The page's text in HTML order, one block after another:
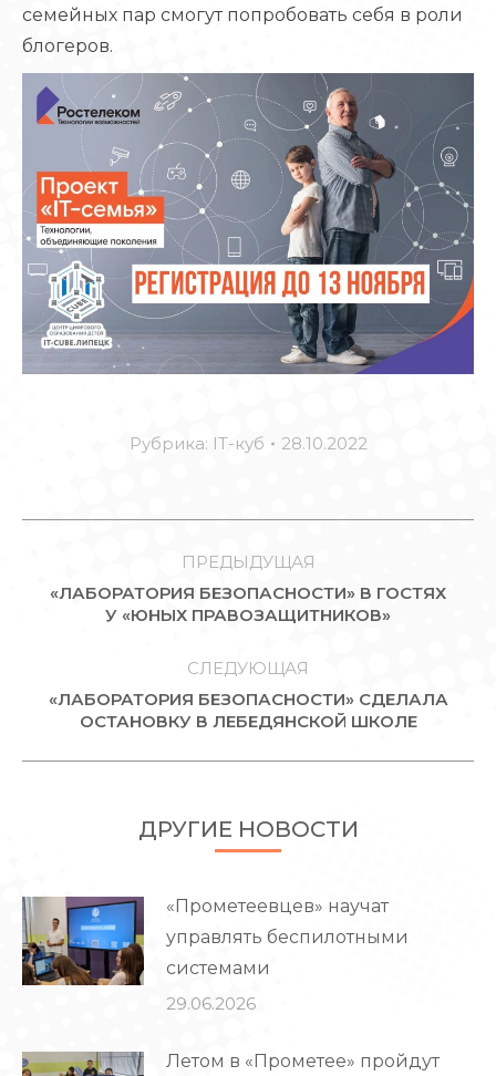
семейных пар смогут попробовать себя в роли
блогеров.
Рубрика: IT-куб 28.10.2022
ЗАПИСЯМ
ПРЕДЫДУЩАЯ
Предыдущая
«ЛАБОРАТОРИЯ БЕЗОПАСНОСТИ» В ГОСТЯХ
У «ЮНЫХ ПРАВОЗАЩИТНИКОВ»
СЛЕДУЮЩАЯ
Следующая
«ЛАБОРАТОРИЯ БЕЗОПАСНОСТИ» СДЕЛАЛА
ОСТАНОВКУ В ЛЕБЕДЯНСКОЙ ШКОЛЕ
ДРУГИЕ НОВОСТИ
«Прометеевцев» научат
управлять беспилотными
системами
29.06.2026
Летом в «Прометее» пройдут